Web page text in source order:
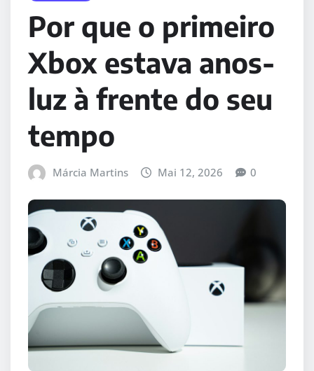
Por que o primeiro
Xbox estava anos-
luz à frente do seu
tempo
Márcia Martins Mai 12, 2026 0